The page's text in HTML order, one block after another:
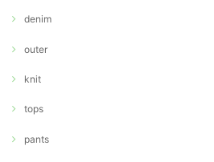
denim
outer
knit
tops
pants